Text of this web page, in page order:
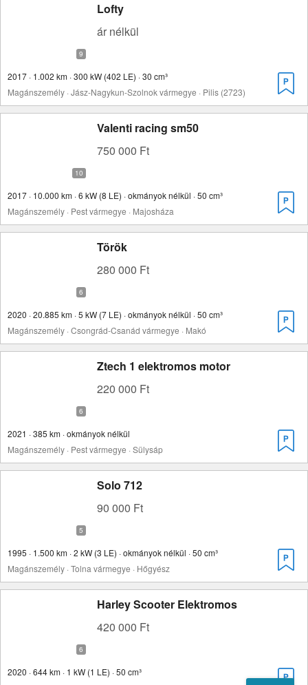
Lofty
ár nélkül
2017 · 1.002 km · 300 kW (402 LE) · 30 cm³
Magánszemély · Jász-Nagykun-Szolnok vármegye · Pilis (2723)
Valenti racing sm50
750 000 Ft
2017 · 10.000 km · 6 kW (8 LE) · okmányok nélkül · 50 cm³
Magánszemély · Pest vármegye · Majosháza
Török
280 000 Ft
2020 · 20.885 km · 5 kW (7 LE) · okmányok nélkül · 50 cm³
Magánszemély · Csongrád-Csanád vármegye · Makó
Ztech 1 elektromos motor
220 000 Ft
2021 · 385 km · okmányok nélkül
Magánszemély · Pest vármegye · Sülysáp
Solo 712
90 000 Ft
1995 · 1.500 km · 2 kW (3 LE) · okmányok nélkül · 50 cm³
Magánszemély · Tolna vármegye · Hőgyész
Harley Scooter Elektromos
420 000 Ft
2020 · 644 km · 1 kW (1 LE) · 50 cm³